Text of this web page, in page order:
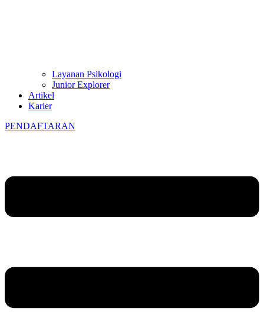
Layanan Psikologi
Junior Explorer
Artikel
Karier
PENDAFTARAN